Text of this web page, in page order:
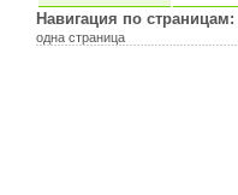
Навигация по страницам:
одна страница